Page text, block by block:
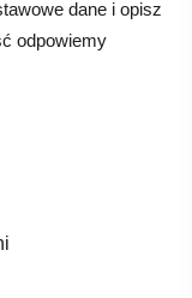
dane i opisz
odpowiemy